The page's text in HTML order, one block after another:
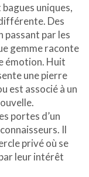
uniques,
Des
passant par les
gemme raconte
émotion. Huit
une pierre
est associé à un
portes d’un
Il
privé où se
leur intérêt